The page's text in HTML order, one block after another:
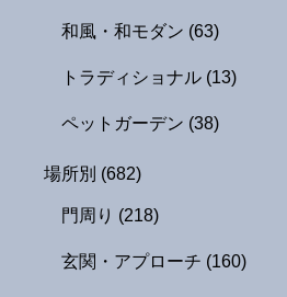
和風・和モダン (63)
トラディショナル (13)
ペットガーデン (38)
場所別 (682)
門周り (218)
玄関・アプローチ (160)